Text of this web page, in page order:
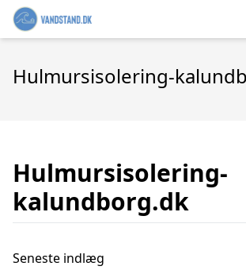
Hulmursisolering-
Hulmursisolering-
kalundborg.dk
Seneste indlæg